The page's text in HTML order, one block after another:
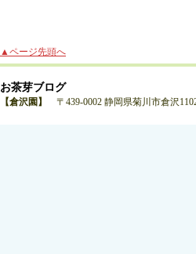
▲ページ先頭へ
お茶芽ブログ
【倉沢園】 〒439-0002 静岡県菊川市倉沢